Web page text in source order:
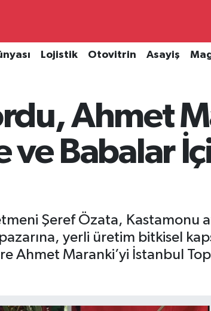
Lojistik Otovitrin Asayiş
Ahmet
ve Babalar
Şeref Özata, Kastamonu
yerli üretim bitkisel
Ahmet Maranki’yi İstanbul